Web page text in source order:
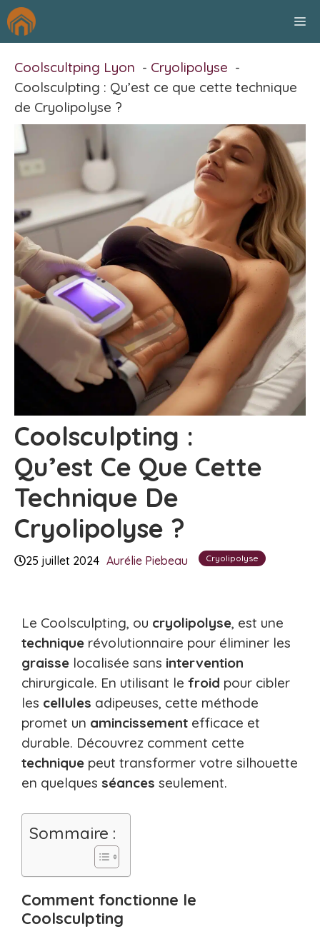
Aller
au
Coolscultping Lyon
Cryolipolyse
Coolsculpting : Qu’est ce que cette technique
de Cryolipolyse ?
Coolsculpting :
Qu’est Ce Que Cette
Technique De
Cryolipolyse ?
25 juillet 2024 Aurélie Piebeau Cryolipolyse
Le Coolsculpting, ou cryolipolyse, est une
technique révolutionnaire pour éliminer les
graisse localisée sans intervention
chirurgicale. En utilisant le froid pour cibler
les cellules adipeuses, cette méthode
promet un amincissement efficace et
durable. Découvrez comment cette
technique peut transformer votre silhouette
en quelques séances seulement.
Sommaire :
Comment fonctionne le
Coolsculpting